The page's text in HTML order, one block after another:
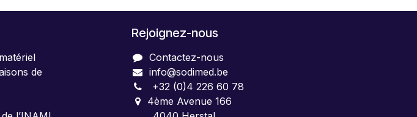
de
Rejoignez-nous
Contactez-nous
info@sodimed.be
+32 (0)4 226 60 78
4ème Avenue 166